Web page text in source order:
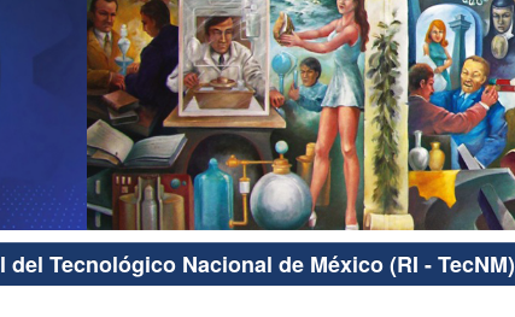
Tecnológico Nacional de México (RI - TecNM)